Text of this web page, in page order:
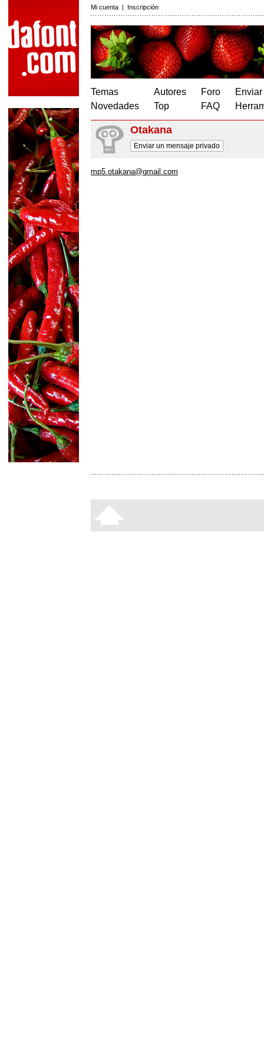
Mi cuenta | Inscripción
Temas
Novedades
Autores
Top
Foro
FAQ
Otakana
Enviar un mensaje privado
mp5.otakana@gmail.com